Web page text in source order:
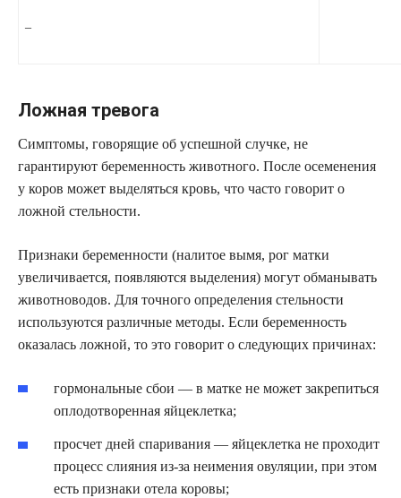
–
Ложная тревога
Симптомы, говорящие об успешной случке, не
гарантируют беременность животного. После осеменения
у коров может выделяться кровь, что часто говорит о
ложной стельности.
Признаки беременности (налитое вымя, рог матки
увеличивается, появляются выделения) могут обманывать
животноводов. Для точного определения стельности
используются различные методы. Если беременность
оказалась ложной, то это говорит о следующих причинах:
гормональные сбои — в матке не может закрепиться
оплодотворенная яйцеклетка;
просчет дней спаривания — яйцеклетка не проходит
процесс слияния из-за неимения овуляции, при этом
есть признаки отела коровы;